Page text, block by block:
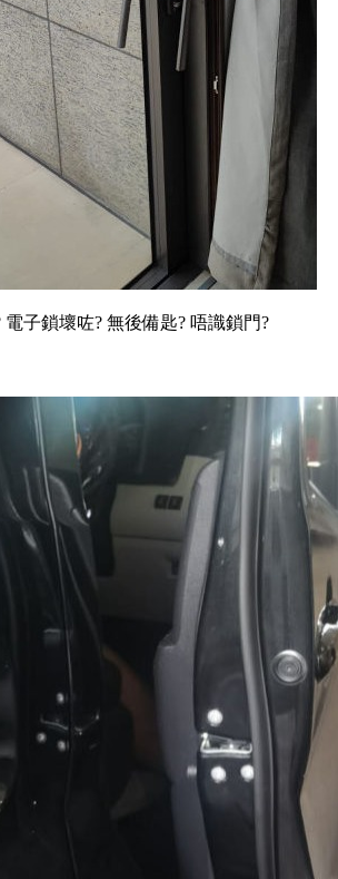
電子鎖壞咗? 無後備匙? 唔識鎖門?